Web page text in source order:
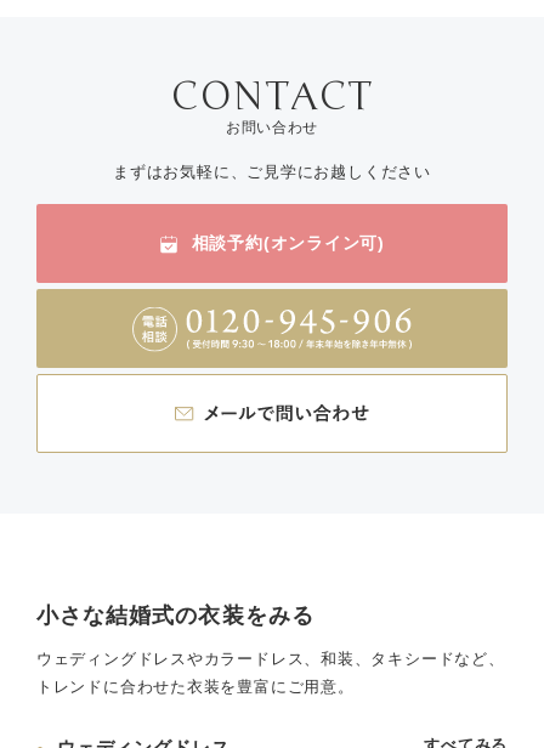
お問い合わせ
まずはお気軽に、ご見学にお越しください
相談予約(オンライン可)
小さな結婚式の衣装をみる
ウェディングドレスやカラードレス、和装、タキシードなど、
トレンドに合わせた衣装を豊富にご用意。